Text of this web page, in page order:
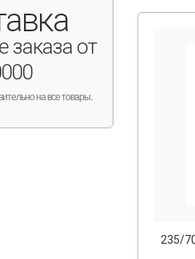
235/
заказа от
на все товары.